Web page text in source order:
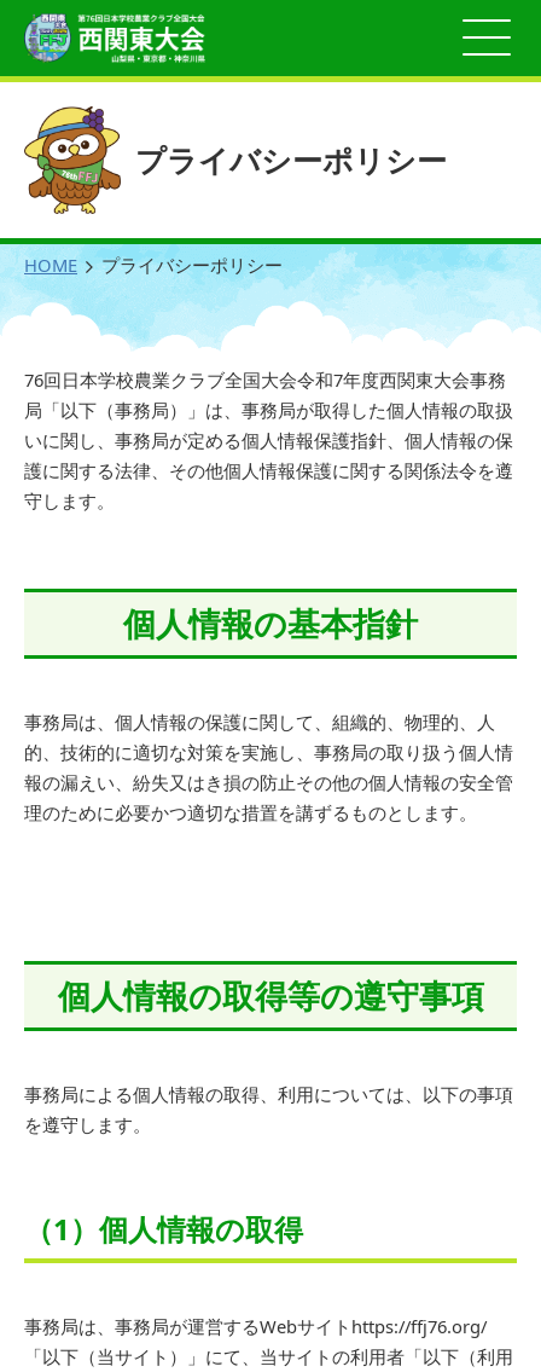
プライバシーポリシー
HOME プライバシーポリシー
76回日本学校農業クラブ全国大会令和7年度西関東大会事務
局「以下（事務局）」は、事務局が取得した個人情報の取扱
いに関し、事務局が定める個人情報保護指針、個人情報の保
護に関する法律、その他個人情報保護に関する関係法令を遵
守します。
個人情報の基本指針
事務局は、個人情報の保護に関して、組織的、物理的、人
的、技術的に適切な対策を実施し、事務局の取り扱う個人情
報の漏えい、紛失又はき損の防止その他の個人情報の安全管
理のために必要かつ適切な措置を講ずるものとします。
個人情報の取得等の遵守事項
事務局による個人情報の取得、利用については、以下の事項
を遵守します。
（1）個人情報の取得
事務局は、事務局が運営するWebサイトhttps://ffj76.org/
「以下（当サイト）」にて、当サイトの利用者「以下（利用